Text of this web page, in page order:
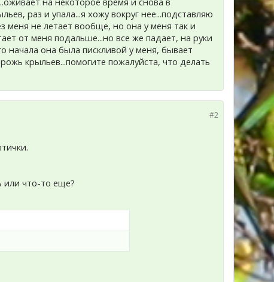
раз и упала...я хожу вокруг нее...подставляю
не летает вообще, но она у меня так и
от меня подальше...но все же падает, на руки
начала она была пискливой у меня, бывает
крыльев...помогите пожалуйста, что делать
#2
или что-то еще?